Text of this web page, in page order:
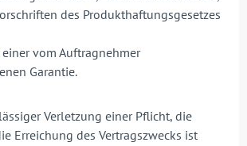
des Produkthaftungsgesetzes
vom Auftragnehmer
Garantie.
Verletzung einer Pflicht, die
Erreichung des Vertragszwecks ist